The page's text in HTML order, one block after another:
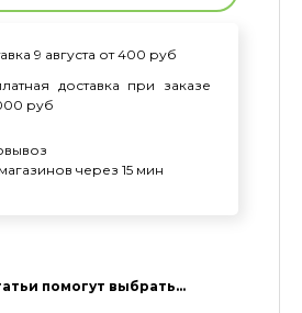
9 августа от 400 руб
доставка при заказе
руб
через 15 мин
помогут выбрать…